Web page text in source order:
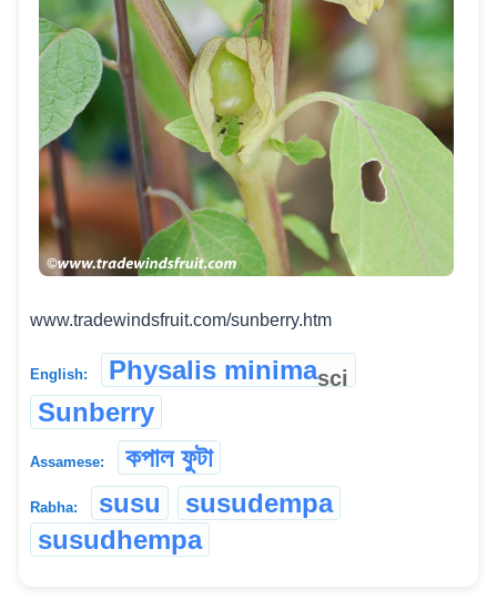
www.tradewindsfruit.com/sunberry.htm
English: Physalis minimasci
Sunberry
Assamese: কপাল ফুটা
Rabha: susu
susudempa
susudhempa